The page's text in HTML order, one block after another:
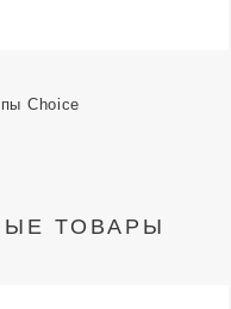
Choice
ТОВАРЫ